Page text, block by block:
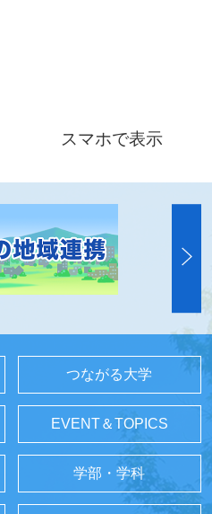
スマホで表示
つながる大学
EVENT＆TOPICS
学部・学科